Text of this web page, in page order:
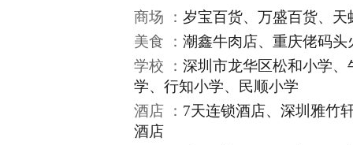
商场 ： 岁宝百货、万盛百货、天
美食 ： 潮鑫牛肉店、重庆佬码
学校 ： 深圳市龙华区松和小学
学、行知小学、民顺小学
酒店 ： 7天连锁酒店、深圳雅竹
酒店